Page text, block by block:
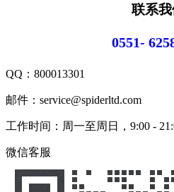
联系我
0551-
QQ： 800013301
邮件：service@spiderltd.com
工作时间：周一至周日，9:00 -
微信客服